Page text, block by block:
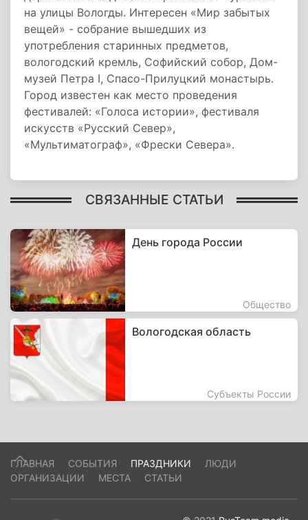
на улицы Вологды. Интересен «Мир забытых
вещей» - собрание вышедших из
употребления старинных предметов,
вологодский кремль, Софийский собор, Дом-
музей Петра I, Спасо-Прилуцкий монастырь.
Город известен как место проведения
фестивалей: «Голоса истории», фестиваля
искусств «Русский Север»,
«Мультиматограф», «Фрески Севера».
СВЯЗАННЫЕ СТАТЬИ
День города России
Общество
Вологодская область
Субъекты России
ГЛАВНАЯ СОБЫТИЯ ПРАЗДНИКИ
ЛЮДИ
ОРГАНИЗАЦИИ
МЕСТА СТАТЬИ